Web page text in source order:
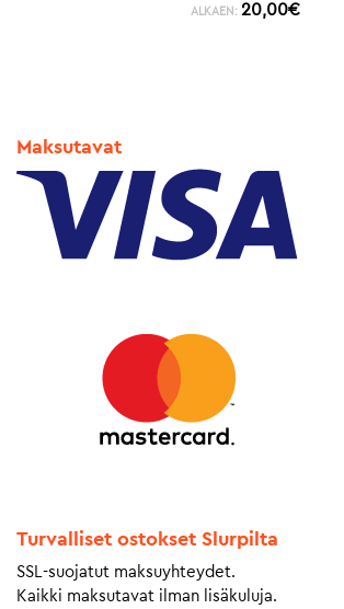
ALKAEN: 20,00€
Maksutavat
Turvalliset ostokset Slurpilta
SSL-suojatut maksuyhteydet.
Kaikki maksutavat ilman lisäkuluja.